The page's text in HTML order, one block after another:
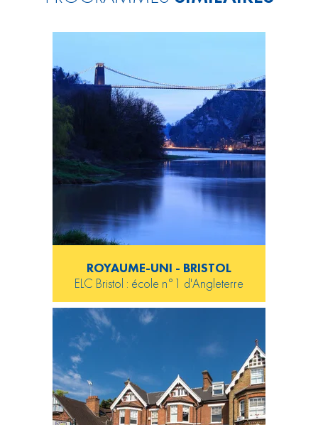
ROYAUME-UNI - BRISTOL
ELC Bristol : école n°1 d'Angleterre